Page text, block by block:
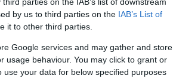
parties on the IAB’s list of downstream
by us to third parties on the IAB’s List of
it to other third parties.
Google services and may gather and store
usage behaviour. You may click to grant or
your data for below specified purposes
MAGYART
HTML